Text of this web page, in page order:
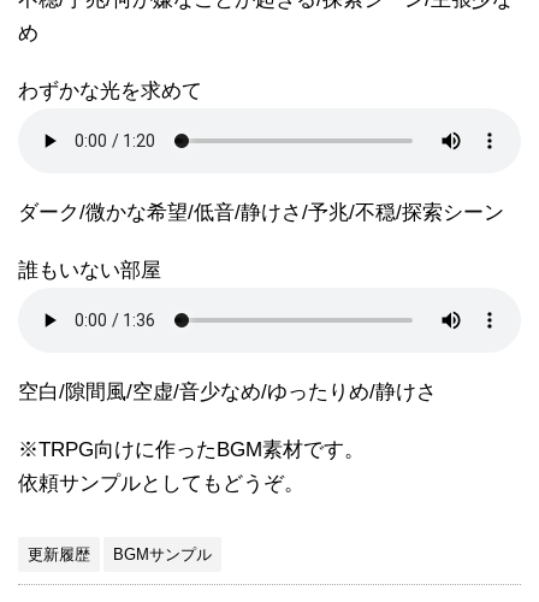
め
わずかな光を求めて
ダーク/微かな希望/低音/静けさ/予兆/不穏/探索シーン
誰もいない部屋
空白/隙間風/空虚/音少なめ/ゆったりめ/静けさ
※TRPG向けに作ったBGM素材です。
依頼サンプルとしてもどうぞ。
更新履歴 BGMサンプル